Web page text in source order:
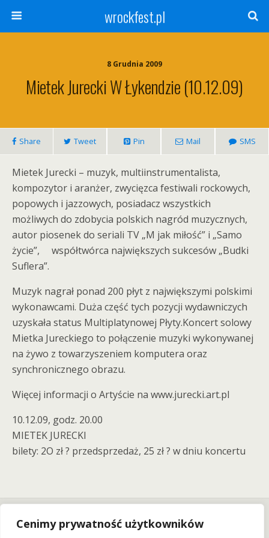
Cenimy prywatność użytkowników
wrockfest.pl
8 Grudnia 2009
Mietek Jurecki W Łykendzie (10.12.09)
Share Tweet Pin Mail SMS
Mietek Jurecki – muzyk, multiinstrumentalista,
kompozytor i aranżer, zwycięzca festiwali rockowych,
popowych i jazzowych, posiadacz wszystkich
możliwych do zdobycia polskich nagród muzycznych,
autor piosenek do seriali TV „M jak miłość” i „Samo
życie”, współtwórca największych sukcesów „Budki
Suflera”.
Muzyk nagrał ponad 200 płyt z największymi polskimi
wykonawcami. Duża część tych pozycji wydawniczych
uzyskała status Multiplatynowej Płyty.Koncert solowy
Mietka Jureckiego to połączenie muzyki wykonywanej
na żywo z towarzyszeniem komputera oraz
synchronicznego obrazu.
Więcej informacji o Artyście na www.jurecki.art.pl
10.12.09, godz. 20.00
MIETEK JURECKI
bilety: 2O zł ? przedsprzedaż, 25 zł ? w dniu koncertu
Archive We Wrocławiu!